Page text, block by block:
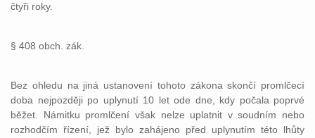
čtyři roky.
§ 408 obch. zák.
Bez ohledu na jiná ustanovení tohoto zákona skončí promlčecí
doba nejpozději po uplynutí 10 let ode dne, kdy počala poprvé
běžet. Námitku promlčení však nelze uplatnit v soudním nebo
rozhodčím řízení, jež bylo zahájeno před uplynutím této lhůty